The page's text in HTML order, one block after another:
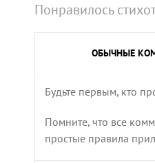
Понравилось
ОБЫЧНЫЕ
Будьте первым, кто
Помните, что все
простые правила